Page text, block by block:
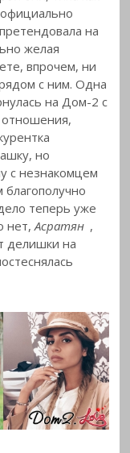
на
желая
впрочем, ни
с ним. Одна
на Дом-2 с
но
с незнакомцем
благополучно
теперь уже
нет,Асратян ,
делишки на